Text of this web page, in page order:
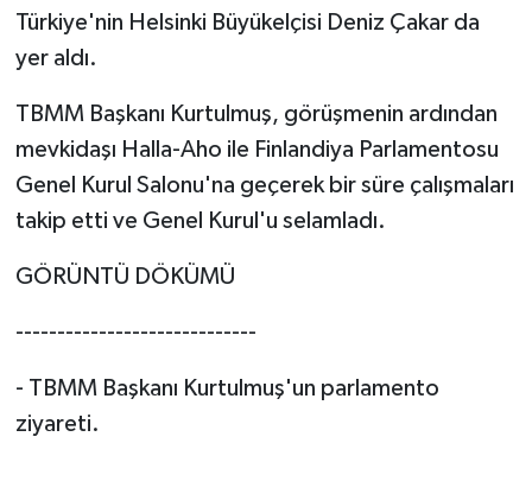
Türkiye'nin Helsinki Büyükelçisi Deniz Çakar da
yer aldı.
TBMM Başkanı Kurtulmuş, görüşmenin ardından
mevkidaşı Halla-Aho ile Finlandiya Parlamentosu
Genel Kurul Salonu'na geçerek bir süre çalışmaları
takip etti ve Genel Kurul'u selamladı.
GÖRÜNTÜ DÖKÜMÜ
-----------------------------
- TBMM Başkanı Kurtulmuş'un parlamento
ziyareti.